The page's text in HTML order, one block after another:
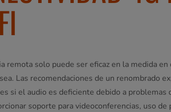
remota solo puede ser eficaz en la medida en
Las recomendaciones de un renombrado
si el audio es deficiente debido a problemas
soporte para videoconferencias, uso